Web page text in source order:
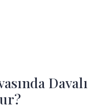
Davalı